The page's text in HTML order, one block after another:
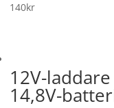
140kr
12V-
14,8V-